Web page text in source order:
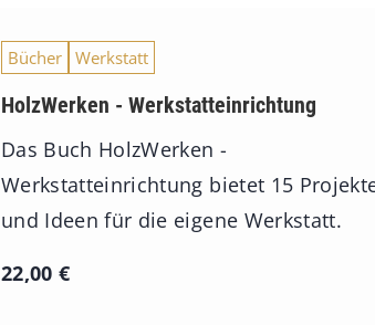
Bücher Werkstatt
HolzWerken - Werkstatteinrichtung
Das Buch HolzWerken -
Werkstatteinrichtung bietet 15
und Ideen für die eigene Werkstatt.
22,00 €